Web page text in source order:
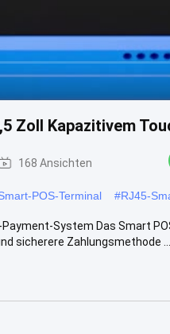
Zoll Kapazitivem
168 Ansichten
POS-Terminal #RJ45-
System Das Smart
sicherere Zahlungsmethode ...